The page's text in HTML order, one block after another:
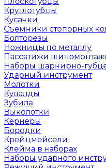
Круглогубцы
Кусачки
Съемники стопорных
Болторезы
Ножницы по металлу
Пассатижи
Наборы шарнирно-
Ударный инструмент
Молотки
Кувалды
Зубила
Выколотки
Кернеры
Бородки
Крейцмейсели
Клейма в наборах
Наборы ударного